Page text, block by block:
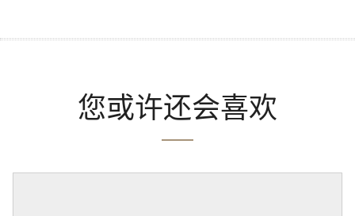
您或许还会喜欢